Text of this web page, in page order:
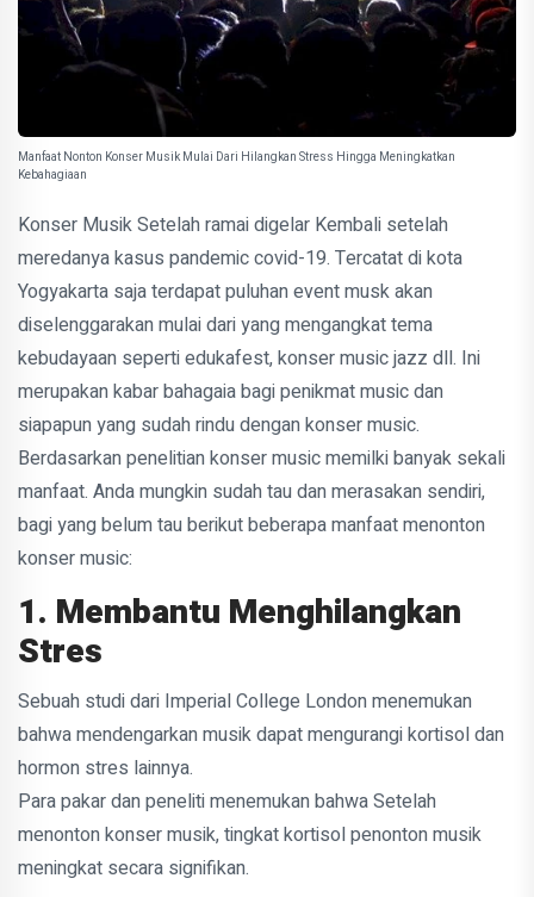
Manfaat Nonton Konser Musik Mulai Dari Hilangkan Stress Hingga Meningkatkan
Kebahagiaan
Konser Musik Setelah ramai digelar Kembali setelah
meredanya kasus pandemic covid-19. Tercatat di kota
Yogyakarta saja terdapat puluhan event musk akan
diselenggarakan mulai dari yang mengangkat tema
kebudayaan seperti edukafest, konser music jazz dll. Ini
merupakan kabar bahagaia bagi penikmat music dan
siapapun yang sudah rindu dengan konser music.
Berdasarkan penelitian konser music memilki banyak sekali
manfaat. Anda mungkin sudah tau dan merasakan sendiri,
bagi yang belum tau berikut beberapa manfaat menonton
konser music:
1. Membantu Menghilangkan
Stres
Sebuah studi dari Imperial College London menemukan
bahwa mendengarkan musik dapat mengurangi kortisol dan
hormon stres lainnya.
Para pakar dan peneliti menemukan bahwa Setelah
menonton konser musik, tingkat kortisol penonton musik
meningkat secara signifikan.